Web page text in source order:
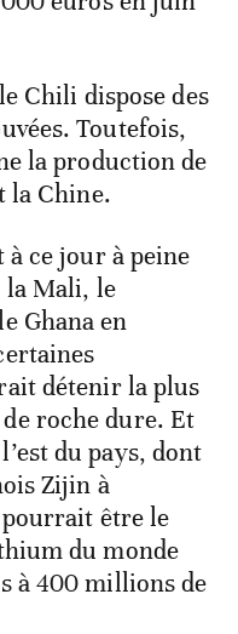
Chili dispose des
Toutefois,
la production de
la Chine.
ce jour à peine
la Mali, le
Ghana en
détenir la plus
roche dure. Et
du pays, dont
Zijin à
être le
du monde
à 400 millions de